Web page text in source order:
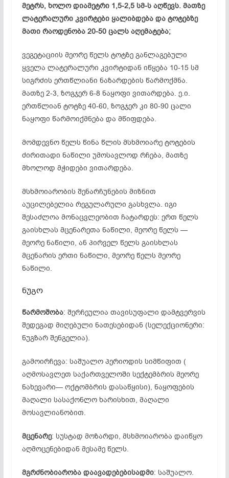
მეტრს, ხოლო დიამეტრი 1,5-2,5 სმ-ს აღწევს. მათზე
ლატერალური კვირტები ყალიბდება და ტოტებზე
მათი რაოდენობა 20-50 ცალს აღემატება;
ვეგეტაციის მეორე წელს ტოტზე განლაგებული
ყველა ლატერალური კვირტიდან იწყება 10-15 სმ
სიგრძის ერთწლიანი ნაზარდების წარმოქმნა.
მათზე 2-3, ზოგჯერ 6-8 ნაყოფი ვითარდება. ე.ი.
ერთწლიან ტოტზე 40-60, ზოგჯერ კი 80-90 ცალი
ნაყოფი წარმოიქმნება და მწიფდება.
მომდევნო წელს წინა წლის მსხმოიარე ტოტების
ძირითადი ნაწილი უმოსავლოდ რჩება, მათზე
მხოლოდ მჭიდები ვითარდება.
მსხმოიარობის შენარჩუნების მიზნით
აუცილებელია რეგულარული გასხვლა. იგი
შესაძლოა მონაცვლეობით ჩატარდეს: ერთ წელს
გაისხლას მცენარეთა ნაწილი, მეორე წელს —
მეორე ნაწილი, ან პირველ წელს გაისხლას
მცენარის ერთი ნაწილი, მეორე წელს მეორე
ნაწილი.
ნუგო
წარმოშობა: შერჩეულია თავისუფალი დამტვერვის
შედეგად მიღებული ნათესებიდან (სელექციონერი:
ნუგზარ შენგელია).
გამოირჩევა: საშუალო პერიოდის სიმწიფით (
აღმოსავლეთ საქართველოში სექტემბრის მეორე
ნახევარი— ოქტომბრის დასაწყისი), ნაყოფების
მაღალი სასაქონლო ხარისხით, მაღალი
მოსავლიანობით.
მცენარე: სუსტად მოზარდი, მსხმოიარობა დაიწყო
აღმოცენებიდან მესამე წელს.
მგრძნობიარობა დაავადებებისადმი: საშუალო.